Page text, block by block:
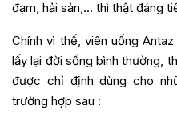
đạm, hải sản,… thì thật đáng
Chính vì thế, viên uống
lấy lại đời sống bình thường,
được chỉ định dùng cho
trường hợp sau :